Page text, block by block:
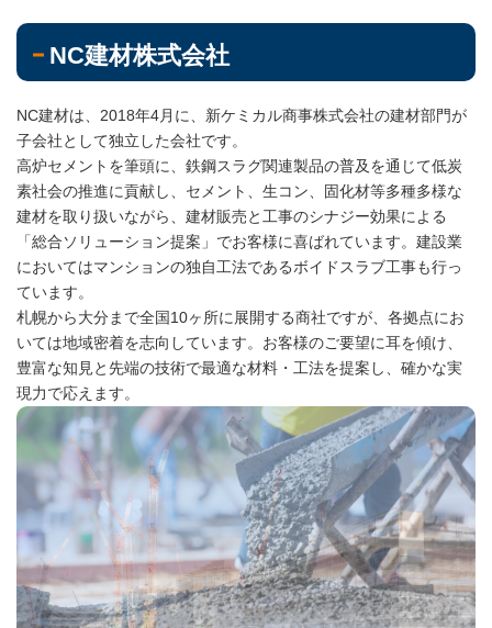
NC建材株式会社
NC建材は、2018年4月に、新ケミカル商事株式会社の建材部門が
子会社として独立した会社です。
高炉セメントを筆頭に、鉄鋼スラグ関連製品の普及を通じて低炭
素社会の推進に貢献し、セメント、生コン、固化材等多種多様な
建材を取り扱いながら、建材販売と工事のシナジー効果による
「総合ソリューション提案」でお客様に喜ばれています。建設業
においてはマンションの独自工法であるボイドスラブ工事も行っ
ています。
札幌から大分まで全国10ヶ所に展開する商社ですが、各拠点にお
いては地域密着を志向しています。お客様のご要望に耳を傾け、
豊富な知見と先端の技術で最適な材料・工法を提案し、確かな実
現力で応えます。